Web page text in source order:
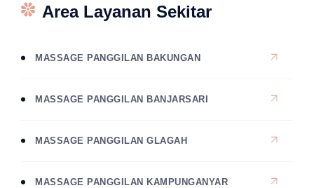
Area Layanan Sekitar
MASSAGE PANGGILAN BAKUNGAN
MASSAGE PANGGILAN BANJARSARI
MASSAGE PANGGILAN GLAGAH
MASSAGE PANGGILAN KAMPUNGANYAR